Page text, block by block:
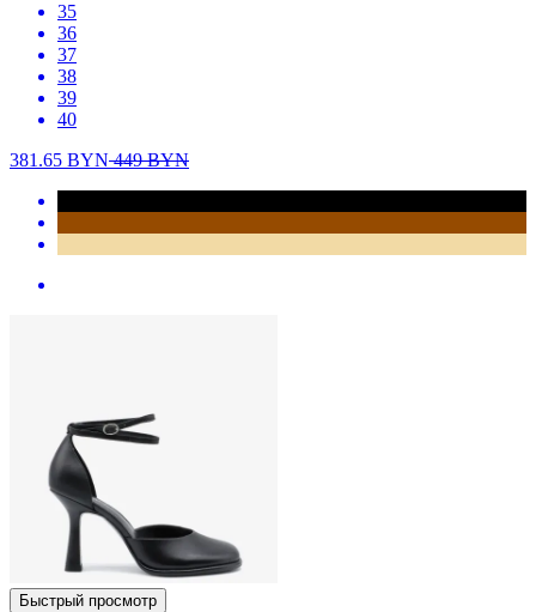
35
36
37
38
39
40
381.65 BYN449BYN
Быстрый просмотр